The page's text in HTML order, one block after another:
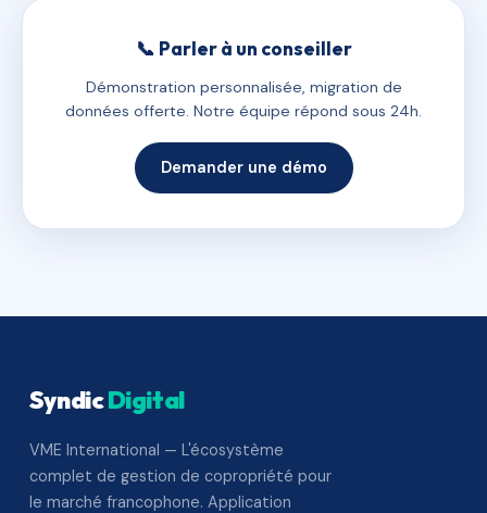
📞 Parler à un conseiller
Démonstration personnalisée, migration de
données offerte. Notre équipe répond sous 24h.
Demander une démo
SyndicDigital
VME International — L'écosystème
complet de gestion de copropriété pour
le marché francophone. Application